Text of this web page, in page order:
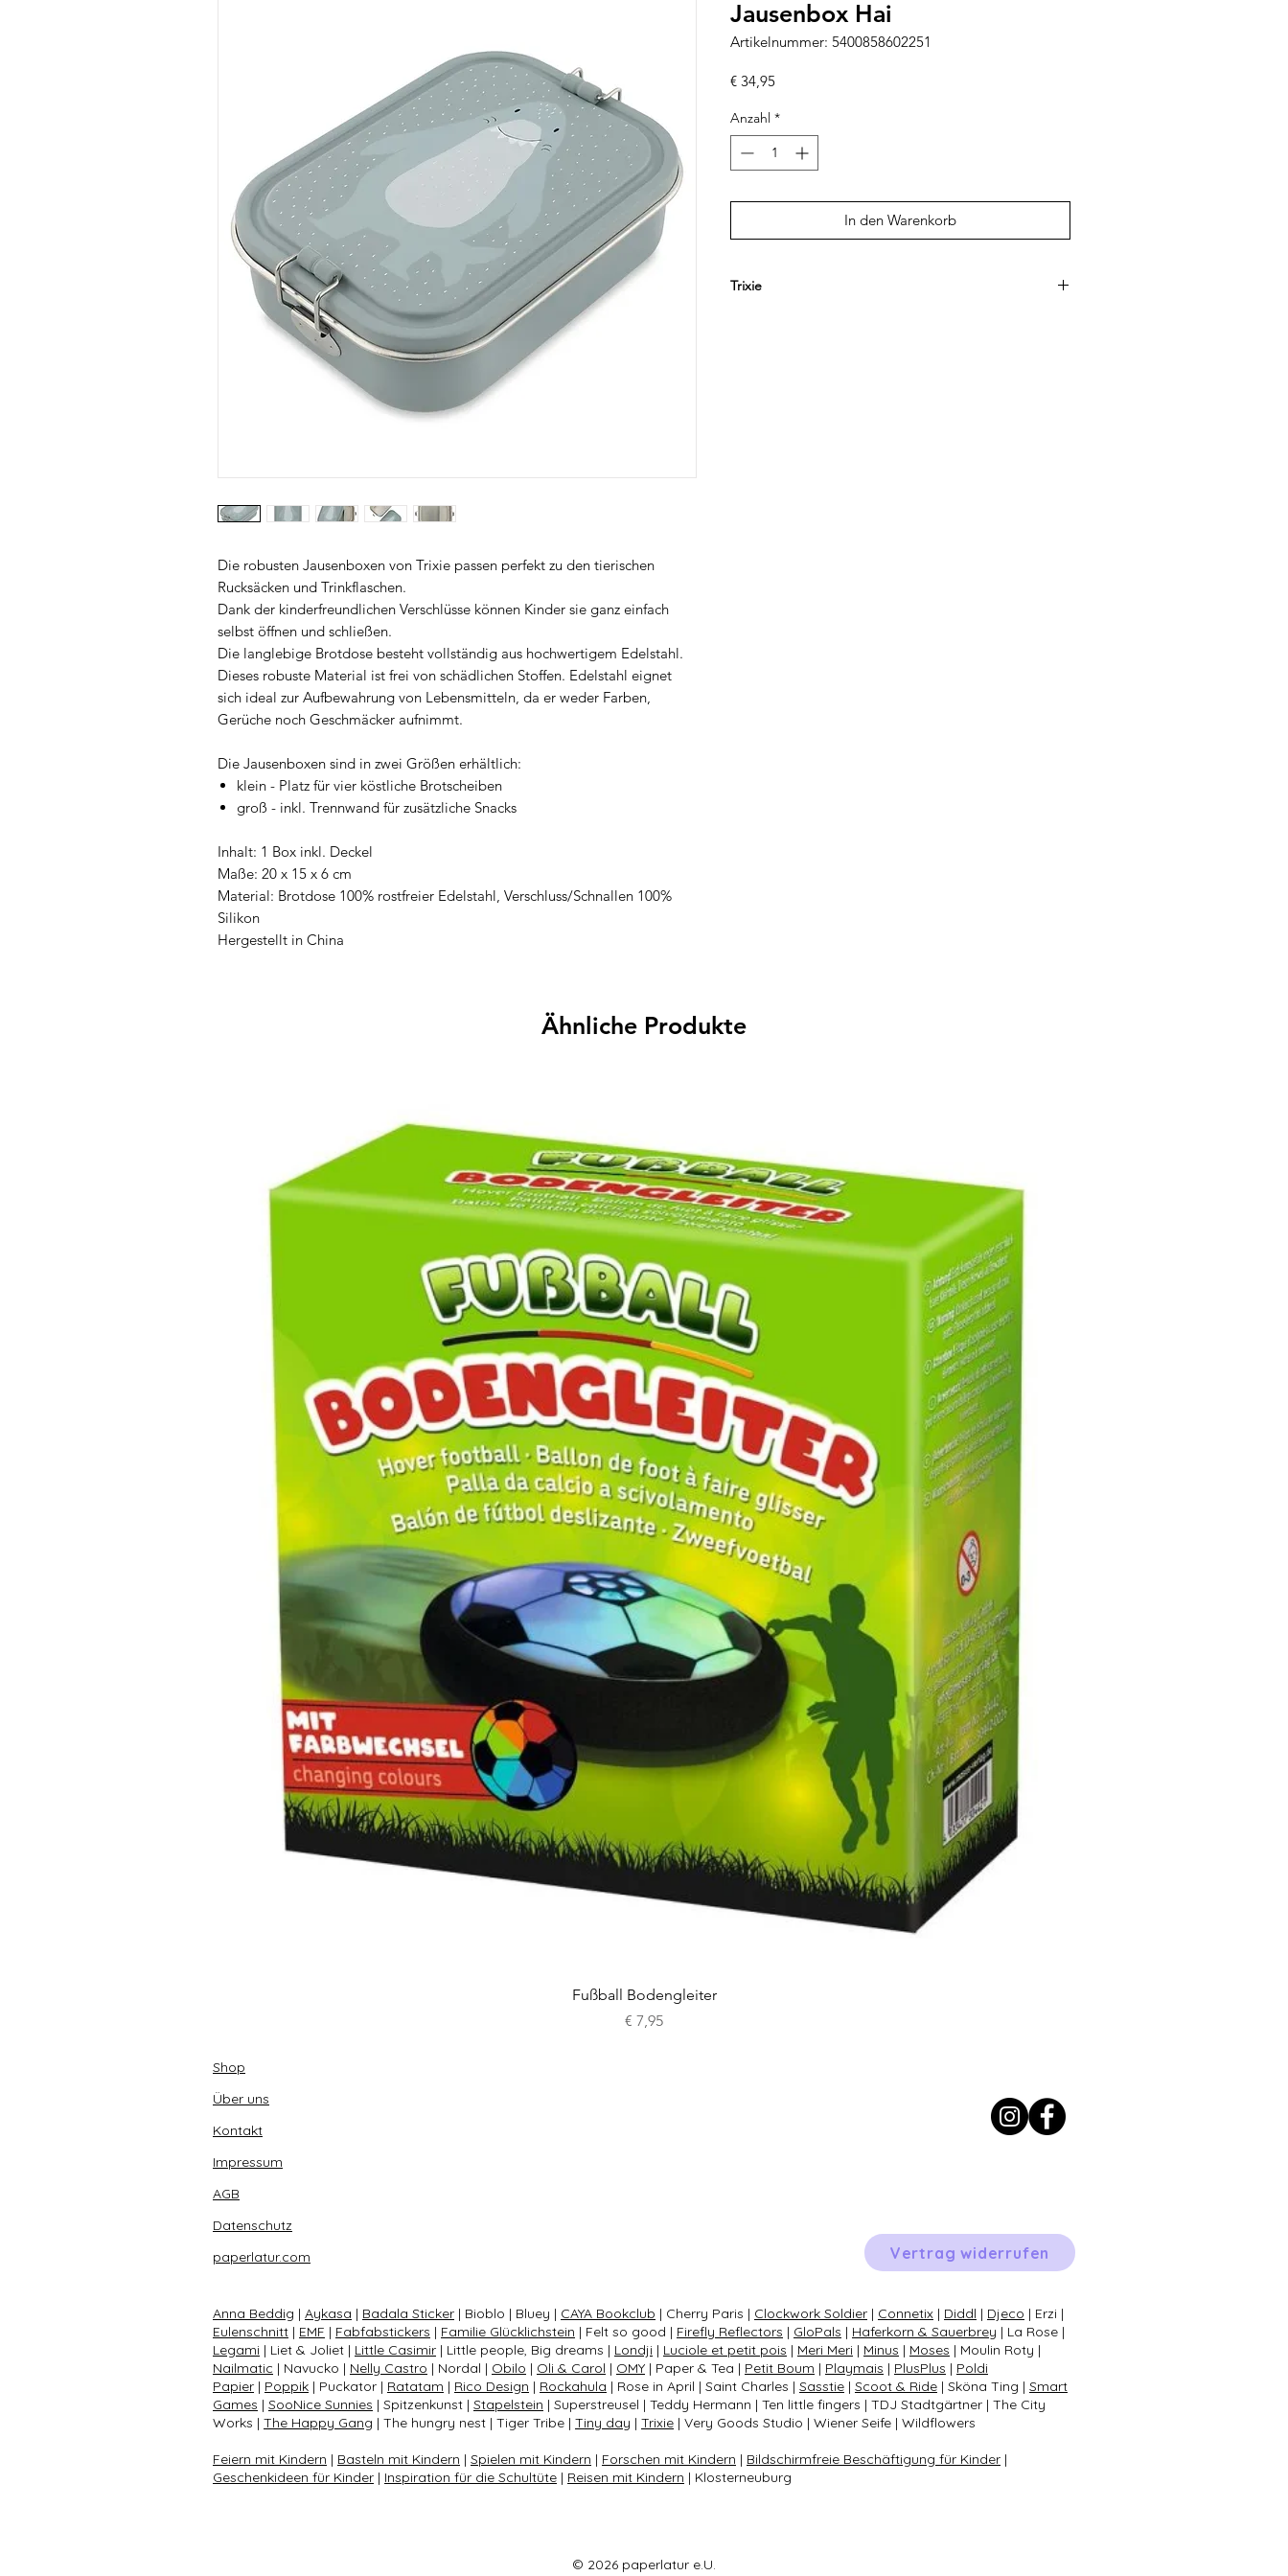
Die robusten Jausenboxen von Trixie passen perfekt zu den tierischen
Rucksäcken und Trinkflaschen.
Dank der kinderfreundlichen Verschlüsse können Kinder sie ganz einfach
selbst öffnen und schließen.
Die langlebige Brotdose besteht vollständig aus hochwertigem Edelstahl.
Dieses robuste Material ist frei von schädlichen Stoffen. Edelstahl eignet
sich ideal zur Aufbewahrung von Lebensmitteln, da er weder Farben,
Gerüche noch Geschmäcker aufnimmt.
Die Jausenboxen sind in zwei Größen erhältlich:
klein - Platz für vier köstliche Brotscheiben
groß - inkl. Trennwand für zusätzliche Snacks
Inhalt: 1 Box inkl. Deckel
Maße: 20 x 15 x 6 cm
Material: Brotdose 100% rostfreier Edelstahl, Verschluss/Schnallen 100%
Silikon
Hergestellt in China
Jausenbox Hai
Artikelnummer: 5400858602251
€ 34,95Preis
Anzahl *
In den Warenkorb
Trixie
Ähnliche Produkte
Schnellansicht
Fußball Bodengleiter
Preis
€ 7,95
Shop
Über uns
Kontakt
Impressum
AGB
Datenschutz
paperlatur.com
Anna Beddig | Aykasa | Badala Sticker | Bioblo | Bluey | CAYA Bookclub | Cherry Paris | Clockwork Soldier | Connetix | Diddl | Djeco | Erzi |
Eulenschnitt | EMF | Fabfabstickers | Familie Glücklichstein | Felt so good | Firefly Reflectors | GloPals | Haferkorn & Sauerbrey | La Rose |
Legami | Liet & Joliet | Little Casimir | Little people, Big dreams | Londji | Luciole et petit pois | Meri Meri | Minus | Moses | Moulin Roty |
Nailmatic | Navucko | Nelly Castro | Nordal | Obilo | Oli & Carol | OMY | Paper & Tea | Petit Boum | Playmais | PlusPlus | Poldi
Papier | Poppik | Puckator | Ratatam | Rico Design | Rockahula | Rose in April | Saint Charles | Sasstie | Scoot & Ride | Sköna Ting | Smart
Games | SooNice Sunnies | Spitzenkunst | Stapelstein | Superstreusel | Teddy Hermann | Ten little fingers | TDJ Stadtgärtner | The City
Works | The Happy Gang | The hungry nest | Tiger Tribe | Tiny day | Trixie | Very Goods Studio | Wiener Seife | Wildflowers
Feiern mit Kindern | Basteln mit Kindern | Spielen mit Kindern | Forschen mit Kindern | Bildschirmfreie Beschäftigung für Kinder |
Geschenkideen für Kinder | Inspiration für die Schultüte | Reisen mit Kindern | Klosterneuburg
Vertrag widerrufen
© 2026 paperlatur e.U.